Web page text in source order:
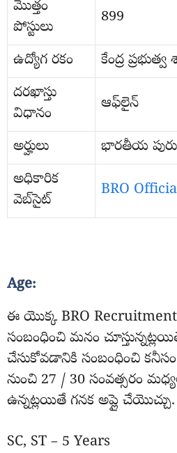
మొత్తం
పోస్టులు
899
ఉద్యోగ రకం
కేంద్ర
దరఖాస్తు
విధానం
ఆఫ్‌లైన్
అర్హులు
భారతీయ
అధికారిక
వెబ్‌సైట్
BRO
Age:
ఈ యొక్క BRO Recruitment
సంబంధించి మనం
చేసుకోవడానికి సంబంధించి
నుంచి 27 / 30 సంవత్సరం
ఉన్నట్లయితే గనక అప్లై చేయొచ్చు.
SC, ST – 5 Years